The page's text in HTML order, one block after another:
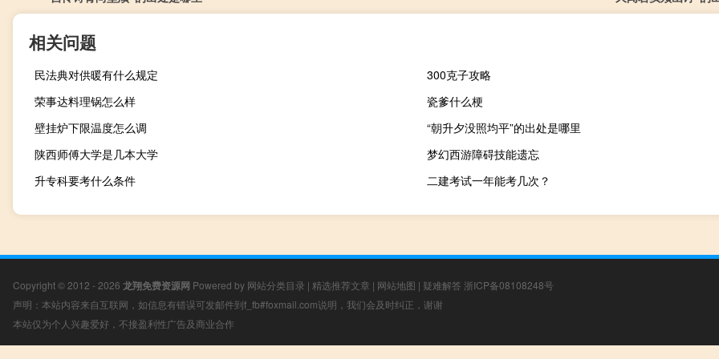
相关问题
民法典对供暖有什么规定
300克子攻略
荣事达料理锅怎么样
瓷爹什么梗
壁挂炉下限温度怎么调
“朝升夕没照均平”的出处是哪里
陕西师傅大学是几本大学
梦幻西游障碍技能遗忘
升专科要考什么条件
二建考试一年能考几次？
Copyright © 2012 - 2026 龙翔免费资源网 Powered by 网站分类目录 | 精选推荐文章 | 网站地图 | 疑难解答 浙ICP备08108248号
声明：本站内容来自互联网，如信息有错误可发邮件到f_fb#foxmail.com说明，我们会及时纠正，谢谢
本站仅为个人兴趣爱好，不接盈利性广告及商业合作